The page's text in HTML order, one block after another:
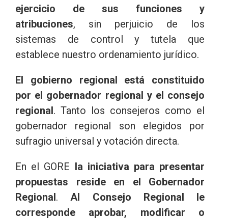
ejercicio de sus funciones y
atribuciones, sin perjuicio de los
sistemas de control y tutela que
establece nuestro ordenamiento jurídico.
El gobierno regional está constituido
por el gobernador regional y el consejo
regional. Tanto los consejeros como el
gobernador regional son elegidos por
sufragio universal y votación directa.
En el GORE la iniciativa para presentar
propuestas reside en el Gobernador
Regional. Al Consejo Regional le
corresponde aprobar, modificar o